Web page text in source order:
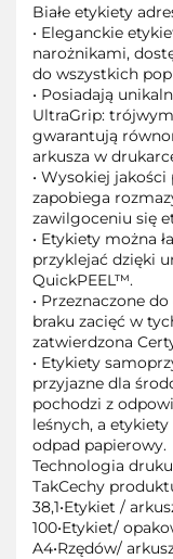
Białe etykiety
• Eleganckie
narożnikami,
do wszystkich
• Posiadają
UltraGrip:
gwarantują
arkusza w
• Wysokiej jakości
zapobiega
zawilgoceniu się
• Etykiety można
przyklejać dzięki
QuickPEEL™.
• Przeznaczone
braku zacięć w
zatwierdzona
• Etykiety
przyjazne dla
pochodzi z
leśnych, a
odpad papierowy.
Technologia
TakCechy
38,1•Etykiet /
100•Etykiet/
A4•Rzędów/